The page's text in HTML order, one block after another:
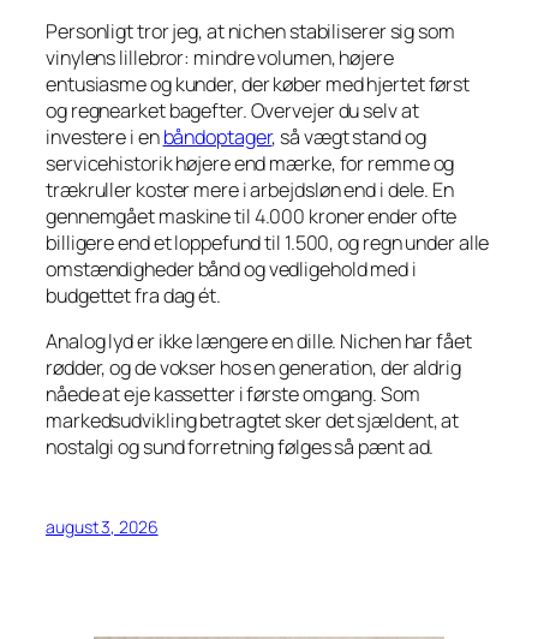
Personligt tror jeg, at nichen stabiliserer sig som
vinylens lillebror: mindre volumen, højere
entusiasme og kunder, der køber med hjertet først
og regnearket bagefter. Overvejer du selv at
investere i enbåndoptager, så vægt stand og
servicehistorik højere end mærke, for remme og
trækruller koster mere i arbejdsløn end i dele. En
gennemgået maskine til 4.000 kroner ender ofte
billigere end et loppefund til 1.500, og regn under alle
omstændigheder bånd og vedligehold med i
budgettet fra dag ét.
Analog lyd er ikke længere en dille. Nichen har fået
rødder, og de vokser hos en generation, der aldrig
nåede at eje kassetter i første omgang. Som
markedsudvikling betragtet sker det sjældent, at
nostalgi og sund forretning følges så pænt ad.
august 3, 2026